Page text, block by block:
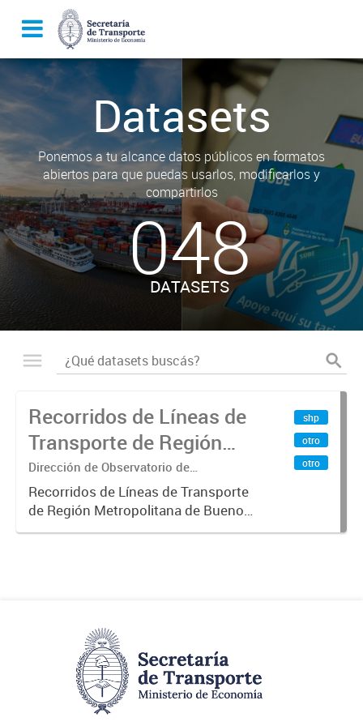
Datasets
Ponemos a tu alcance datos públicos en formatos
abiertos para que puedas usarlos, modificarlos y
compartirlos
048
DATASETS
Recorridos de Líneas de
Transporte de Región
Metropolitana de
Buenos Aires (RMBA)
Dirección de Observatorio de
Transporte, Estudio y Sistemas
Recorridos de Líneas de Transporte
de Región Metropolitana de Buenos
Aires (RMBA).-
shp
otro
otro